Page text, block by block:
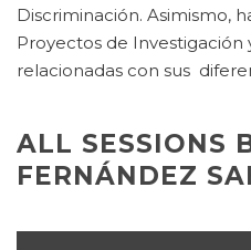
Discriminación. Asimismo,
Proyectos de
relacionadas con sus
ALL SESSIONS
FERNÁNDEZ